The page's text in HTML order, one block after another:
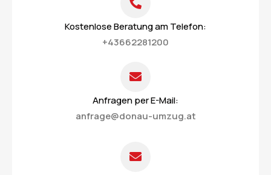
Kostenlose Beratung am Telefon:
+43662281200
Anfragen per E-Mail:
anfrage@donau-umzug.at